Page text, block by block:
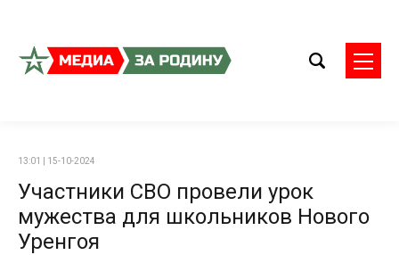
13:01 | 15-10-2024
Участники СВО провели урок
мужества для школьников Нового
Уренгоя